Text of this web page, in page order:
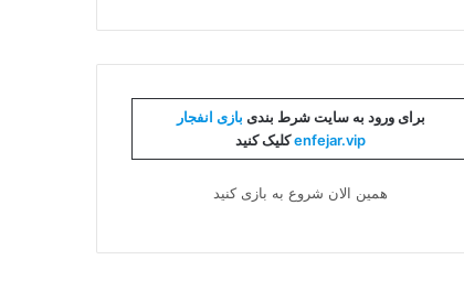
برای ورود به سایت شرط بندی بازی انفجار
enfejar.vipکلیک کنید
همین الان شروع به بازی کنید